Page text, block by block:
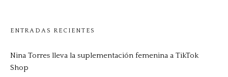
ENTRADAS RECIENTES
Nina Torres lleva la suplementación femenina a TikTok
Shop